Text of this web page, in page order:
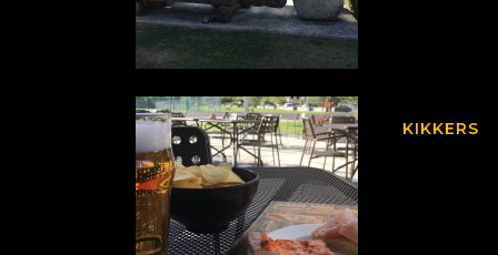
KIKKERS